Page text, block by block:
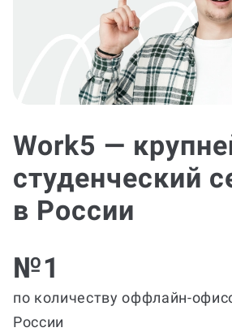
Work5 —
студенческий
в России
№1
по количеству оффлайн-
России